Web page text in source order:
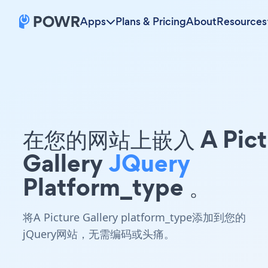
Apps Plans & PricingAboutResources
在您的网站上嵌入 A
GalleryJQuery
Platform_type 。
将A Picture Gallery platform_type添加到您的
jQuery网站，无需编码或头痛。